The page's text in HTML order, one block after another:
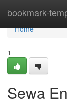
bookmark-
Home
Home
1
Sewa